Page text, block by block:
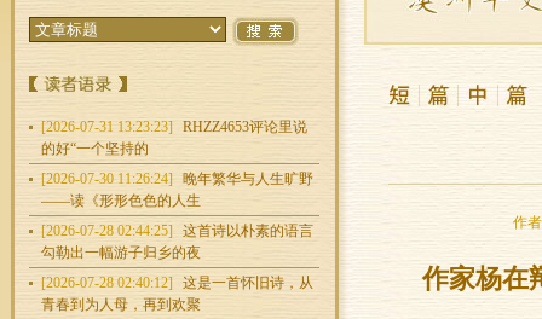
[2026-07-31 13:23:23]
RHZZ4653评论里说
的好“一个坚持的
[2026-07-30 11:26:24]
晚年繁华与人生旷野
——读《形形色色的人生
[2026-07-28 02:44:25]
这首诗以朴素的语言
勾勒出一幅游子归乡的夜
[2026-07-28 02:40:12]
这是一首怀旧诗，从
青春到为人母，再到欢聚
作
作家杨